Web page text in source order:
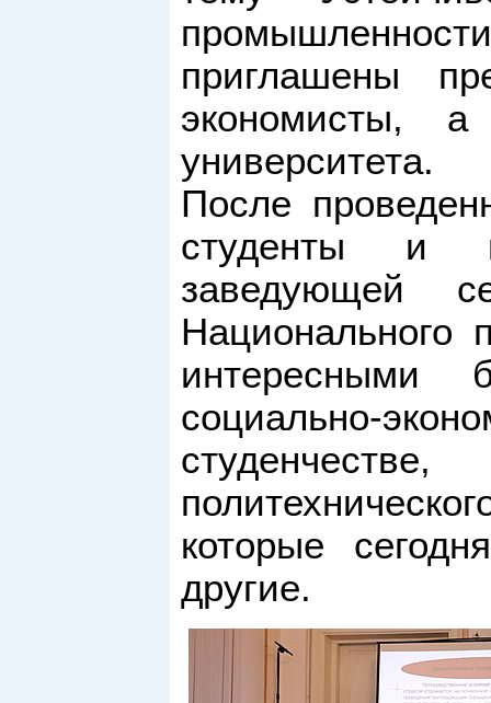
приглашены
экономисты,
университета.
После
студенты и
заведующей
Национального
интересными
социально-
которые
другие.